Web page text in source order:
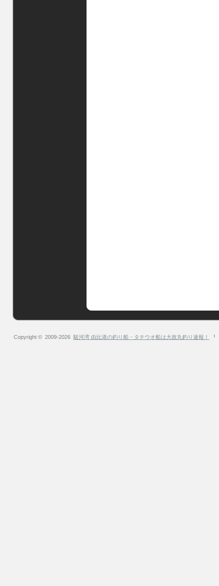
Copyright © 2009-2026 駿河湾 由比港の釣り船・タチウオ船は大政丸釣り速報！